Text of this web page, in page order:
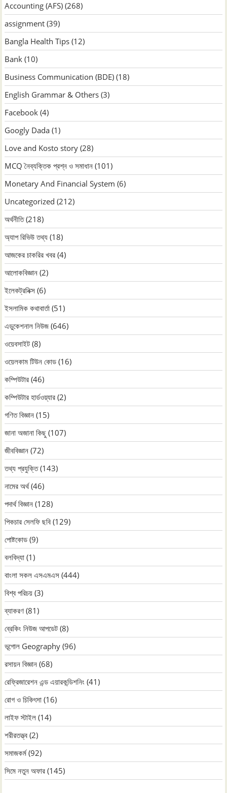
Accounting (AFS) (268)
assignment (39)
Bangla Health Tips (12)
Bank (10)
Business Communication (BDE) (18)
English Grammar & Others (3)
Facebook (4)
Googly Dada (1)
Love and Kosto story (28)
MCQ নৈব্যক্তিক প্রশ্ন ও সমাধান (101)
Monetary And Financial System (6)
Uncategorized (212)
অর্থনীতি(218)
অ্যাপ রিভিউ তথ্য (18)
আজকের চাকরির খবর (4)
আলোকবিজ্ঞান (2)
ইলেকট্রনিক্স (6)
ইসলামিক কথাবার্তা (51)
এডুকেশনাল নিউজ (646)
ওয়েবসাইট (8)
ওয়েলকাম টিউন কোড (16)
কম্পিউটার (46)
কম্পিউটার হার্ডওয়্যার (2)
গণিত বিজ্ঞান (15)
জানা অজানা কিছু (107)
জীববিজ্ঞান (72)
তথ্য প্রযুক্তি(143)
নামের অর্থ(46)
পদার্থ বিজ্ঞান (128)
পিকচার সেলফি ছবি (129)
পোষ্টকোড (9)
বলবিদ্যা (1)
বাংলা সকল এসএমএস (444)
বিশ্ব পরিচয় (3)
ব্যাকরণ (81)
ব্রেকিং নিউজ আপডেট (8)
ভূগোল Geography (96)
রসায়ন বিজ্ঞান (68)
রেফ্রিজারেশন এন্ড এয়ারকন্ডিশনিং (41)
রোগ ও চিকিৎসা (16)
লাইফ স্টাইল (14)
শরীরতত্ত্ব (2)
সমাজকর্ম(92)
সিমে নতুন ‍অফার (145)